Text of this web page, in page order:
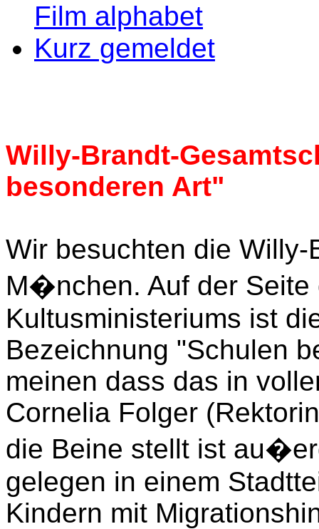
Film alphabet
Kurz gemeldet
Willy-Brandt-
besonderen Art"
Wir besuchten die
M�nchen. Auf der Seite
Kultusministeriums ist
Bezeichnung "Schulen
meinen dass das in
Cornelia Folger
die Beine stellt ist
gelegen in einem
Kindern mit